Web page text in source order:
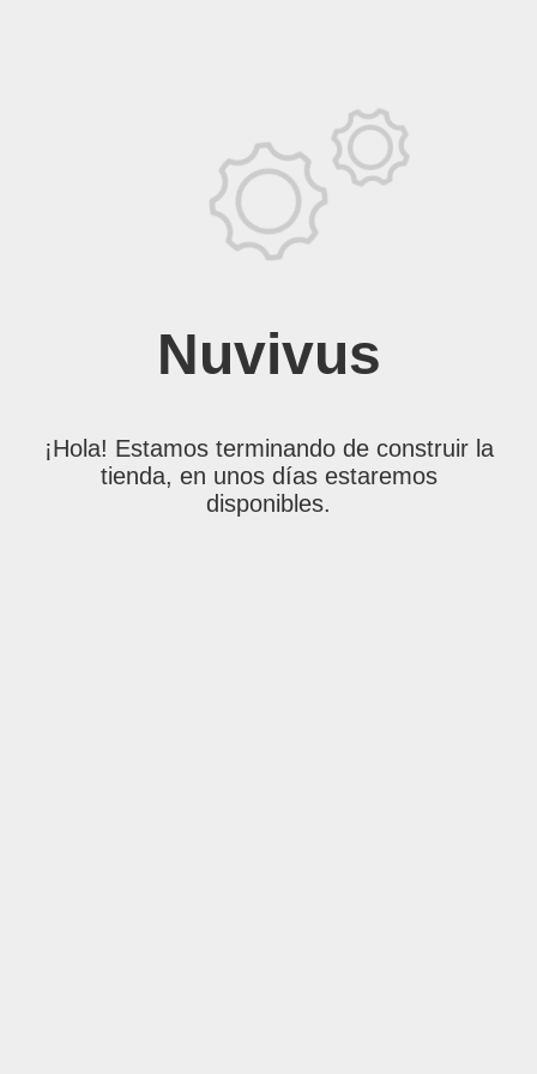
Nuvivus
¡Hola! Estamos terminando de construir la
tienda, en unos días estaremos
disponibles.